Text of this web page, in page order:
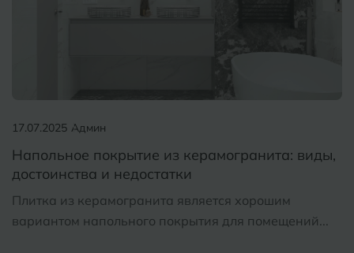
17.07.2025 Админ
Напольное покрытие из керамогранита: виды,
достоинства и недостатки
Плитка из керамогранита является хорошим
вариантом напольного покрытия для помещений...